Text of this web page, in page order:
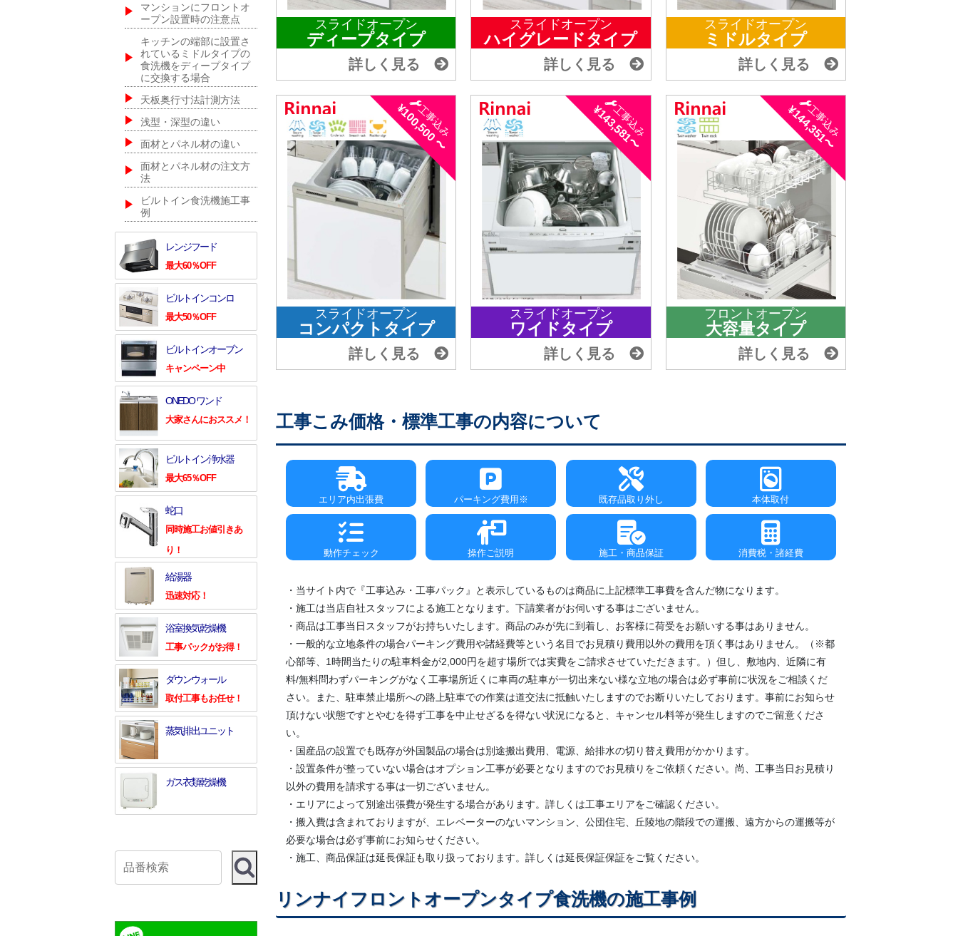
スライドオープン
ディープタイプ
詳しく見る
スライドオープン
ハイグレードタイプ
詳しく見る
スライドオープン
ミドルタイプ
詳しく見る
スライドオープン
コンパクトタイプ
詳しく見る
工事込み
¥100,500 〜
スライドオープン
ワイドタイプ
詳しく見る
工事込み
¥143,581〜
フロントオープン
大容量タイプ
詳しく見る
工事込み
¥144,351〜
工事こみ価格・標準工事の内容について
エリア内出張費 パーキング費用※ 既存品取り外し 本体取付
動作チェック 操作ご説明 施工・商品保証 消費税・諸経費
・当サイト内で『工事込み・工事パック』と表示しているものは商品に上記標準工事費を含んだ物になります。
・施工は当店自社スタッフによる施工となります。下請業者がお伺いする事はございません。
・商品は工事当日スタッフがお持ちいたします。商品のみが先に到着し、お客様に荷受をお願いする事はありません。
・一般的な立地条件の場合パーキング費用や諸経費等という名目でお見積り費用以外の費用を頂く事はありません。（※都
心部等、1時間当たりの駐車料金が2,000円を超す場所では実費をご請求させていただきます。）但し、敷地内、近隣に有
料/無料問わずパーキングがなく工事場所近くに車両の駐車が一切出来ない様な立地の場合は必ず事前に状況をご相談くだ
さい。また、駐車禁止場所への路上駐車での作業は道交法に抵触いたしますのでお断りいたしております。事前にお知らせ
頂けない状態ですとやむを得ず工事を中止せざるを得ない状況になると、キャンセル料等が発生しますのでご留意くださ
い。
・国産品の設置でも既存が外国製品の場合は別途搬出費用、電源、給排水の切り替え費用がかかります。
・設置条件が整っていない場合はオプション工事が必要となりますのでお見積りをご依頼ください。尚、工事当日お見積り
以外の費用を請求する事は一切ございません。
・エリアによって別途出張費が発生する場合があります。詳しくは工事エリアをご確認ください。
・搬入費は含まれておりますが、エレベーターのないマンション、公団住宅、丘陵地の階段での運搬、遠方からの運搬等が
必要な場合は必ず事前にお知らせください。
・施工、商品保証は延長保証も取り扱っております。詳しくは延長保証保証をご覧ください。
リンナイフロントオープンタイプ食洗機の施工事例
マンションにフロントオ
ープン設置時の注意点
キッチンの端部に設置さ
れているミドルタイプの
食洗機をディープタイプ
に交換する場合
天板奥行寸法計測方法
浅型・深型の違い
面材とパネル材の違い
面材とパネル材の注文方
法
ビルトイン食洗機施工事
例
レンジフード
最大60％OFF
ビルトインコンロ
最大50％OFF
ビルトインオーブン
キャンペーン中
ONEDO ワンド
大家さんにおススメ！
ビルトイン浄水器
最大65％OFF
蛇口
同時施工お値引きあ
り！
給湯器
迅速対応！
浴室換気乾燥機
工事パックがお得！
ダウンウォール
取付工事もお任せ！
蒸気排出ユニット
ガス衣類乾燥機